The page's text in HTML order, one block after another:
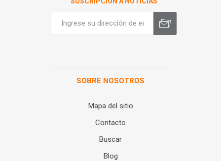
SOBRE NOSOTROS
Mapa del sitio
Contacto
Buscar
Blog